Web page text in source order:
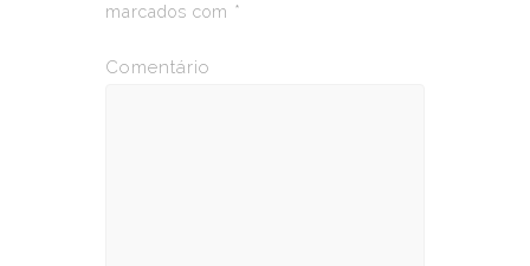
marcados com *
Comentário